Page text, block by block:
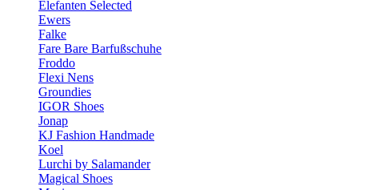
Elefanten Selected
Ewers
Falke
Fare Bare Barfußschuhe
Froddo
Flexi Nens
Groundies
IGOR Shoes
Jonap
KJ Fashion Handmade
Koel
Lurchi by Salamander
Magical Shoes